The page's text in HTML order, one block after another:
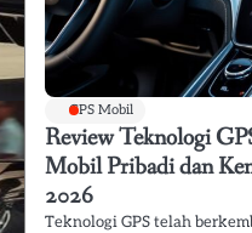
GPS Mobil
Review Teknologi
Mobil Pribadi dan
2026
Teknologi GPS telah